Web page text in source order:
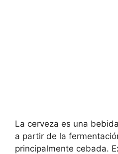
La cerveza es una
a partir de la
principalmente cebada.